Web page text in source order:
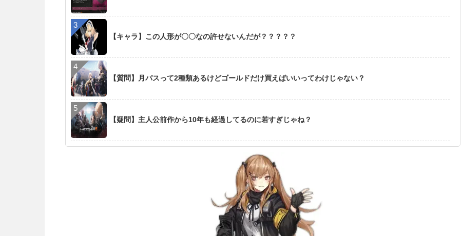
【キャラ】この人形が〇〇なの許せないんだが？？？？？
【質問】月パスって2種類あるけどゴールドだけ買えばいいってわけじゃない？
【疑問】主人公前作から10年も経過してるのに若すぎじゃね？